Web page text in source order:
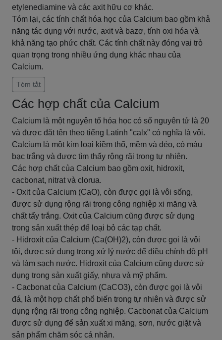
etylenediamine và các axit hữu cơ khác.
Tóm lại, các tính chất hóa học của Calcium bao gồm khả
năng tác dụng với nước, axit và bazơ, tính oxi hóa và
khả năng tạo phức chất. Các tính chất này đóng vai trò
quan trọng trong nhiều ứng dụng khác nhau của
Calcium.
Tóm tắt
Các hợp chất của Calcium
Calcium là một nguyên tố hóa học có số nguyên tử là 20
và được đặt tên theo tiếng Latinh "calx" có nghĩa là vôi.
Calcium là một kim loại kiềm thổ, mềm và dẻo, có màu
bạc trắng và được tìm thấy rộng rãi trong tự nhiên.
Các hợp chất của Calcium bao gồm oxit, hidroxit,
cacbonat, nitrat và clorua.
- Oxit của Calcium (CaO), còn được gọi là vôi sống,
được sử dụng rộng rãi trong công nghiệp xi măng và
chất tẩy trắng. Oxit của Calcium cũng được sử dụng
trong sản xuất thép để loại bỏ các tạp chất.
- Hidroxit của Calcium (Ca(OH)2), còn được gọi là vôi
tôi, được sử dụng trong xử lý nước để điều chỉnh độ pH
và làm sạch nước. Hidroxit của Calcium cũng được sử
dụng trong sản xuất giấy, nhựa và mỹ phẩm.
- Cacbonat của Calcium (CaCO3), còn được gọi là vôi
đá, là một hợp chất phổ biến trong tự nhiên và được sử
dụng rộng rãi trong công nghiệp. Cacbonat của Calcium
được sử dụng để sản xuất xi măng, sơn, nước giặt và
sản phẩm chăm sóc cá nhân.